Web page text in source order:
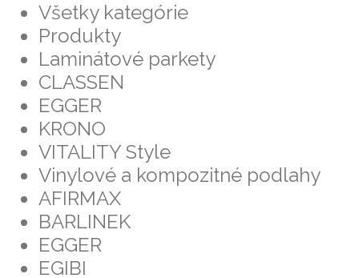
Všetky kategórie
Produkty
Laminátové parkety
CLASSEN
EGGER
KRONO
VITALITY Style
Vinylové a kompozitné podlahy
AFIRMAX
BARLINEK
EGGER
EGIBI